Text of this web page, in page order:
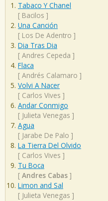
Tabaco Y Chanel
[ Bacilos ]
Una Canción
[ Los De Adentro ]
Dia Tras Dia
[ Andres Cepeda ]
Flaca
[ Andrés Calamaro ]
Volvi A Nacer
[ Carlos Vives ]
Andar Conmigo
[ Julieta Venegas ]
Agua
[ Jarabe De Palo ]
La Tierra Del Olvido
[ Carlos Vives ]
Tu Boca
[ Andres Cabas ]
Limon and Sal
[ Julieta Venegas ]